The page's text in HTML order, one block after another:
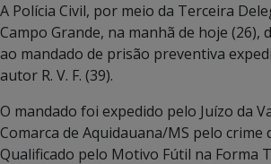
A Polícia Civil, por meio da Terceira
Campo Grande, na manhã de hoje (26),
ao mandado de prisão preventiva
autor R. V. F. (39).
O mandado foi expedido pelo Juízo da
Comarca de Aquidauana/MS pelo crime
Qualificado pelo Motivo Fútil na Forma